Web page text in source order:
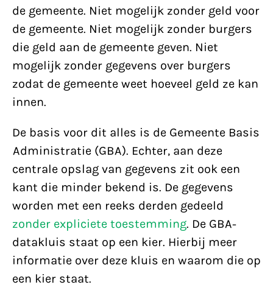
de gemeente. Niet mogelijk zonder geld voor
de gemeente. Niet mogelijk zonder burgers
die geld aan de gemeente geven. Niet
mogelijk zonder gegevens over burgers
zodat de gemeente weet hoeveel geld ze kan
innen.
De basis voor dit alles is de Gemeente Basis
Administratie (GBA). Echter, aan deze
centrale opslag van gegevens zit ook een
kant die minder bekend is. De gegevens
worden met een reeks derden gedeeld
zonder expliciete toestemming. De GBA-
datakluis staat op een kier. Hierbij meer
informatie over deze kluis en waarom die op
een kier staat.